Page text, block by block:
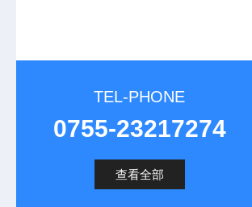
TEL-PHONE
0755-23217274
查看全部